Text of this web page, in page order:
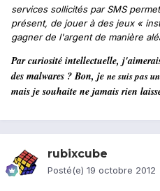
services sollicités par SMS
présent, de jouer à des jeux «
gagner de l'argent de manière
Par curiosité intellectuelle,
des malwares ? Bon, je ne suis pas
mais je souhaite ne jamais rien
rubixcube
Posté(e) 19 octobre 2012